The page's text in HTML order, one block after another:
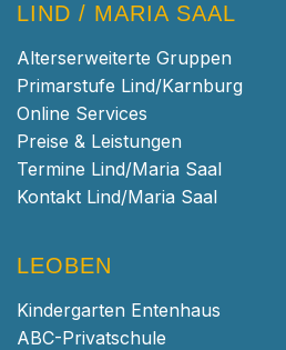
LIND / MARIA SAAL
Alterserweiterte Gruppen
Primarstufe Lind/Karnburg
Online Services
Preise & Leistungen
Termine Lind/Maria Saal
Kontakt Lind/Maria Saal
LEOBEN
Kindergarten Entenhaus
ABC-Privatschule